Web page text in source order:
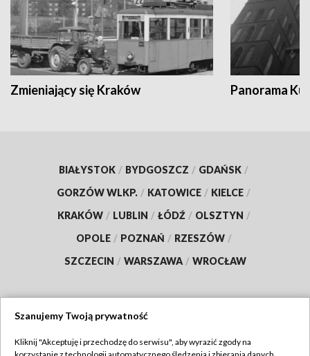
Zmieniający się Kraków Panorama
BIAŁYSTOK / BYDGOSZCZ / GDAŃSK /
GORZÓW WLKP. / KATOWICE / KIELCE /
KRAKÓW / LUBLIN / ŁÓDŹ / OLSZTYN /
OPOLE / POZNAŃ / RZESZÓW /
SZCZECIN / WARSZAWA / WROCŁAW
Szanujemy Twoją prywatność
Kliknij "Akceptuję i przechodzę do serwisu", aby wyrazić zgody na